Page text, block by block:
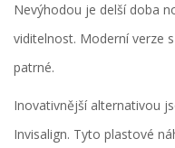
Nevýhodou je delší doba
viditelnost. Moderní verze
patrné.
Inovativnější alternativou
Invisalign. Tyto plastové